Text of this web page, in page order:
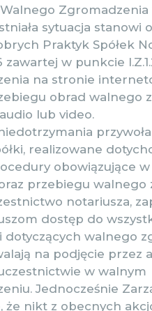
sytuacja stanowi
Praktyk Spółek
zawartej w punkcie
na stronie
obrad walnego
lub video.
realizowane
obowiązujące
przebiegu walnego
notariusza,
dostęp do
dotyczących walnego
na podjęcie przez
w walnym
Jednocześnie
że nikt z obecnych